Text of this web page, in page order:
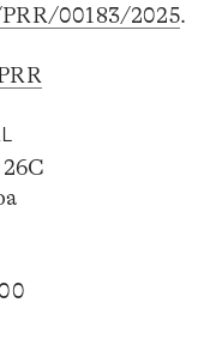
00183/2025.